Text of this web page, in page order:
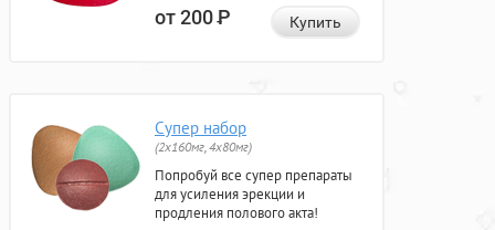
от 200Р Купить
Супер набор
(2х160мг, 4х80мг)
Попробуй все супер препараты
для усиления эрекции и
продления полового акта!